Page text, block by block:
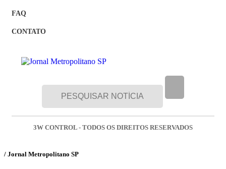
FAQ
CONTATO
3W CONTROL - TODOS OS DIREITOS RESERVADOS
/ Jornal Metropolitano SP